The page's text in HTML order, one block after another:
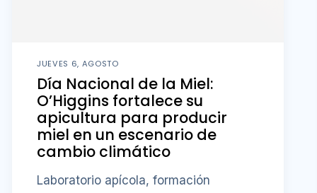
JUEVES 6, AGOSTO
Día Nacional de la Miel:
O’Higgins fortalece su
apicultura para producir
miel en un escenario de
cambio climático
Laboratorio apícola, formación